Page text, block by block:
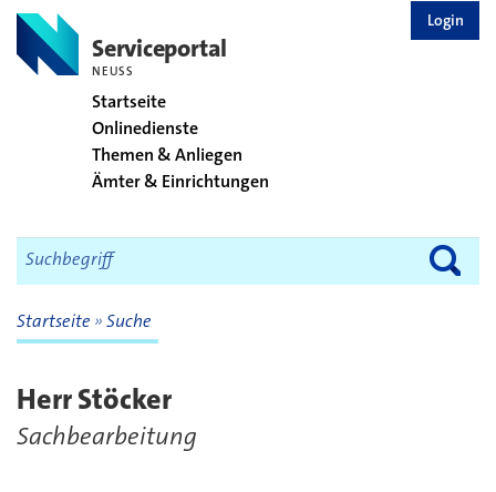
Serviceportal
NEUSS
Startseite
Onlinedienste
Themen & Anliegen
Ämter & Einrichtungen
Login
Startseite Suche
Herr Stöcker
Sachbearbeitung